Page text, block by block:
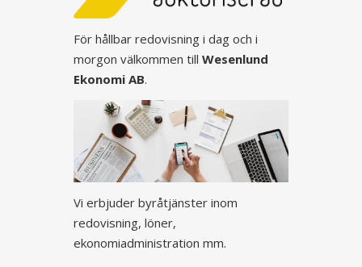
För hållbar redovisning i dag och i
morgon välkommen tillWesenlund
Ekonomi AB.
Vi erbjuder byråtjänster inom
redovisning, löner,
ekonomiadministration mm.